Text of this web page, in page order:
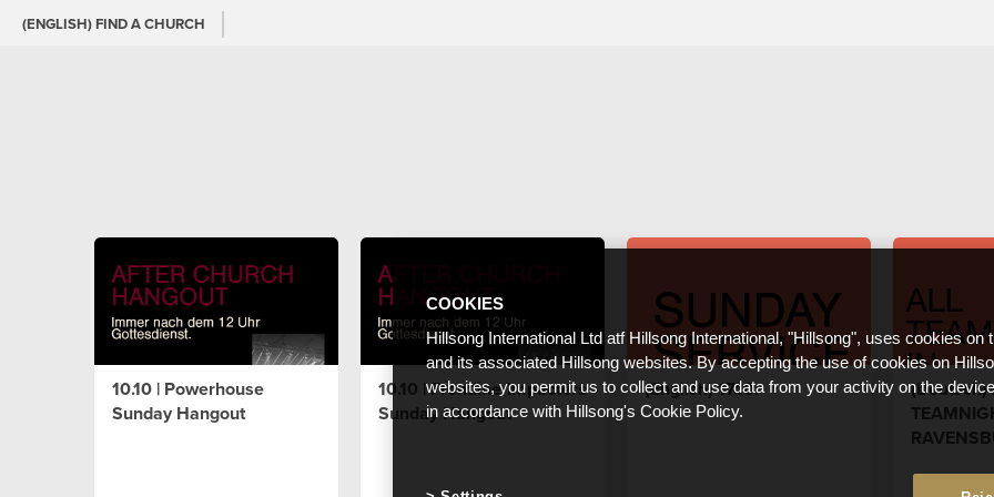
(ENGLISH) FIND A CHURCH
10.10 | Powerhouse
Sunday Hangout
10.10 | Frontline/Impacters
Sunday Hangout
(English) 17.10.
(Deutsch)
COOKIES
Hillsong International Ltd atf Hillsong International, "Hillsong", uses cookies on
and its associated Hillsong websites. By accepting the use of cookies on
websites, you permit us to collect and use data from your activity on the
in accordance with Hillsong's Cookie Policy.